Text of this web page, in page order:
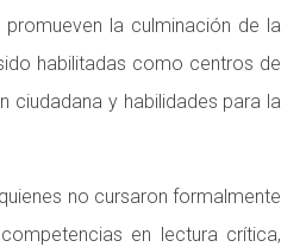
la culminación de la
habilitadas como centros de
ciudadana y habilidades para la
no cursaron formalmente
en lectura crítica,